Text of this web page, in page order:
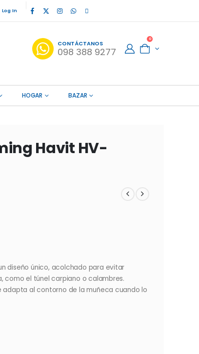
Log In
CONTÁCTANOS
098 388 9277
0
HOGAR BAZAR
Havit HV-
diseño único, acolchado para evitar
como el túnel carpiano o calambres.
adapta al contorno de la muñeca cuando lo